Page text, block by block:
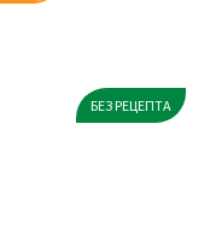
БЕЗ РЕЦЕПТА